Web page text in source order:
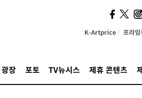
K-Artprice 프라
광장 포토 TV뉴시스 제휴 콘텐츠